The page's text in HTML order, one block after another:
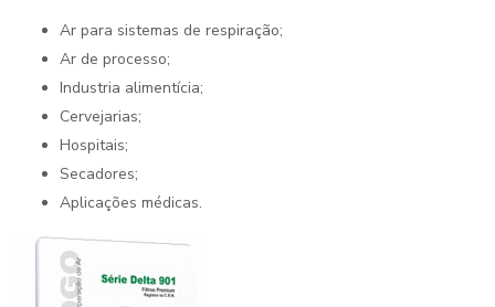
Ar para sistemas de respiração;
Ar de processo;
Industria alimentícia;
Cervejarias;
Hospitais;
Secadores;
Aplicações médicas.